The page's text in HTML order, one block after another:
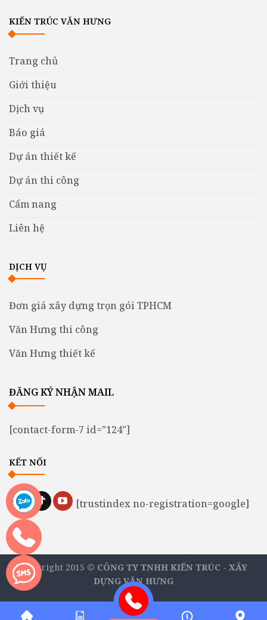
KIẾN TRÚC VĂN HƯNG
Trang chủ
Giới thiệu
Dịch vụ
Báo giá
Dự án thiết kế
Dự án thi công
Cẩm nang
Liên hệ
DỊCH VỤ
Đơn giá xây dựng trọn gói TPHCM
Văn Hưng thi công
Văn Hưng thiết kế
ĐĂNG KÝ NHẬN MAIL
[contact-form-7 id="124"]
KẾT NỐI
[trustindex no-registration=google]
Copyright 2015 © CÔNG TY TNHH KIẾN TRÚC - XÂY
DỰNG VĂN HƯNG